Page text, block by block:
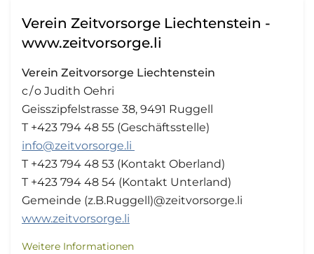
Verein Zeitvorsorge Liechtenstein -
www.zeitvorsorge.li
Verein Zeitvorsorge Liechtenstein
c / o Judith Oehri
Geisszipfelstrasse 38, 9491 Ruggell
T +423 794 48 55 (Geschäftsstelle)
info@zeitvorsorge.li
T +423 794 48 53 (Kontakt Oberland)
T +423 794 48 54 (Kontakt Unterland)
Gemeinde (z.B.Ruggell)@zeitvorsorge.li
www.zeitvorsorge.li
Weitere Informationen